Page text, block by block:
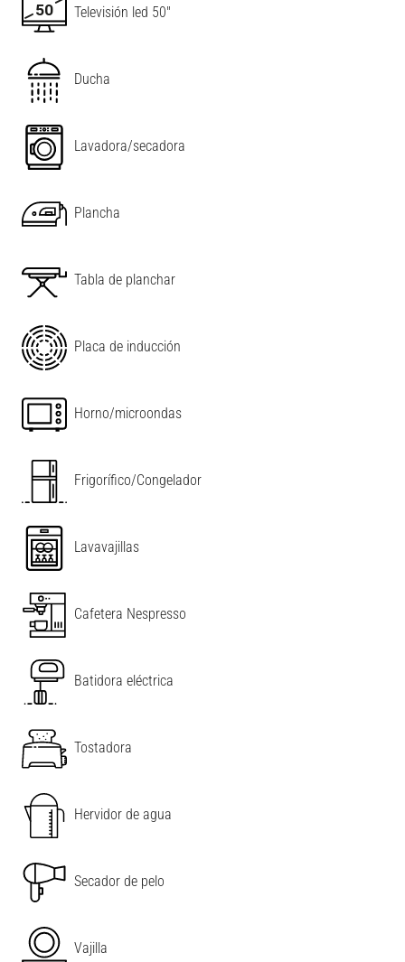
Televisión led 50"
Ducha
Lavadora/secadora
Plancha
Tabla de planchar
Placa de inducción
Horno/microondas
Frigorífico/Congelador
Lavavajillas
Cafetera Nespresso
Batidora eléctrica
Tostadora
Hervidor de agua
Secador de pelo
Vajilla